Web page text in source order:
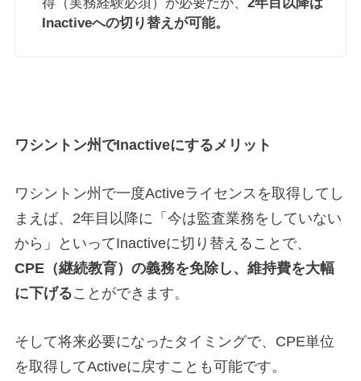
Inactiveへの切り替えが可能。
ワシントン州でInactiveにするメリット
ワシントン州で一度Activeライセンスを取得してし
まえば、2年目以降に「今は監査業務をしていない
から」といってInactiveに切り替えることで、
CPE（継続教育）の義務を免除し、維持費を大幅
に下げることができます。
そして将来必要になったタイミングで、CPE単位
を取得してActiveに戻すことも可能です。